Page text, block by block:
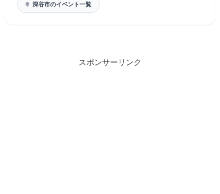
深谷市のイベント一覧
スポンサーリンク